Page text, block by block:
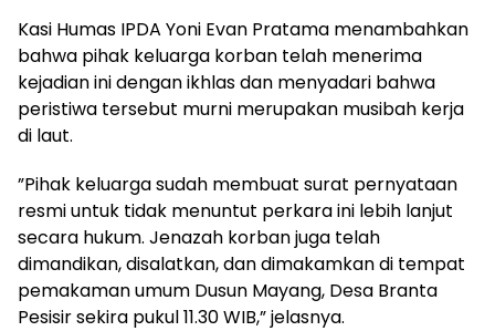
​Kasi Humas IPDA Yoni Evan Pratama menambahkan
bahwa pihak keluarga korban telah menerima
kejadian ini dengan ikhlas dan menyadari bahwa
peristiwa tersebut murni merupakan musibah kerja
di laut.
​”Pihak keluarga sudah membuat surat pernyataan
resmi untuk tidak menuntut perkara ini lebih lanjut
secara hukum. Jenazah korban juga telah
dimandikan, disalatkan, dan dimakamkan di tempat
pemakaman umum Dusun Mayang, Desa Branta
Pesisir sekira pukul 11.30 WIB,” jelasnya.